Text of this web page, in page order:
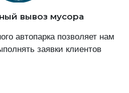
вывоз мусора
автопарка позволяет нам
заявки клиентов